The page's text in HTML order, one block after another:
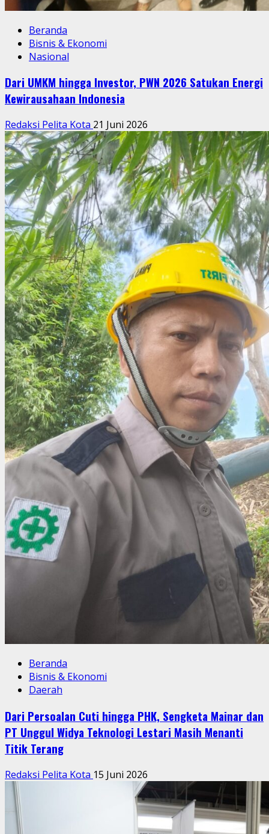
Beranda
Bisnis & Ekonomi
Nasional
Dari UMKM hingga Investor, PWN 2026 Satukan Energi
Kewirausahaan Indonesia
Redaksi Pelita Kota 21 Juni 2026
Beranda
Bisnis & Ekonomi
Daerah
Dari Persoalan Cuti hingga PHK, Sengketa Mainar dan
PT Unggul Widya Teknologi Lestari Masih Menanti
Titik Terang
Redaksi Pelita Kota 15 Juni 2026